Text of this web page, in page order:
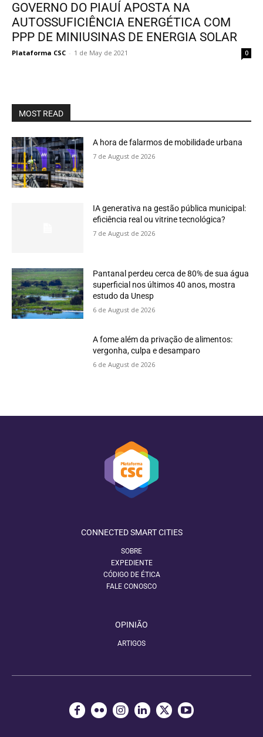
GOVERNO DO PIAUÍ APOSTA NA
AUTOSSUFICIÊNCIA ENERGÉTICA COM
PPP DE MINIUSINAS DE ENERGIA SOLAR
Plataforma CSC - 1 de May de 2021 0
MOST READ
A hora de falarmos de mobilidade urbana
7 de August de 2026
IA generativa na gestão pública municipal:
eficiência real ou vitrine tecnológica?
7 de August de 2026
Pantanal perdeu cerca de 80% de sua água
superficial nos últimos 40 anos, mostra
estudo da Unesp
6 de August de 2026
A fome além da privação de alimentos:
vergonha, culpa e desamparo
6 de August de 2026
CONNECTED SMART CITIES
SOBRE
EXPEDIENTE
CÓDIGO DE ÉTICA
FALE CONOSCO
OPINIÃO
ARTIGOS